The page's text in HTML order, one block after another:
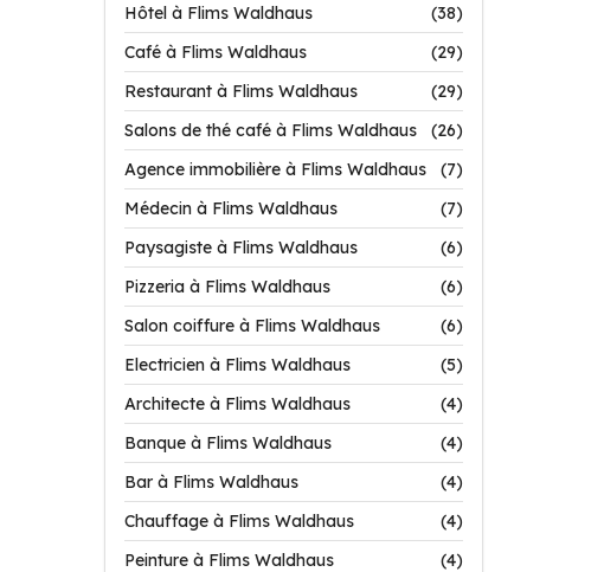
Hôtel à Flims Waldhaus
(38)
Café à Flims Waldhaus
(29)
Restaurant à Flims Waldhaus
(29)
Salons de thé café à Flims Waldhaus
(26)
Agence immobilière à Flims Waldhaus
(7)
Médecin à Flims Waldhaus
(7)
Paysagiste à Flims Waldhaus
(6)
Pizzeria à Flims Waldhaus
(6)
Salon coiffure à Flims Waldhaus
(6)
Electricien à Flims Waldhaus
(5)
Architecte à Flims Waldhaus
(4)
Banque à Flims Waldhaus
(4)
Bar à Flims Waldhaus
(4)
Chauffage à Flims Waldhaus
(4)
Peinture à Flims Waldhaus
(4)